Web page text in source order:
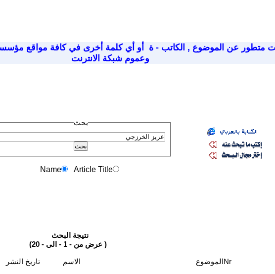
متطور عن الموضوع , الكاتب - ة
أو أي كلمة أخرى في كافة مواقع
وعموم شبكة الانترنت
بحث
Name Article Title
نتيجة البحث
(عرض من - 1 - الى - 20 )
تاريخ النشر الاسم الموضوعNr